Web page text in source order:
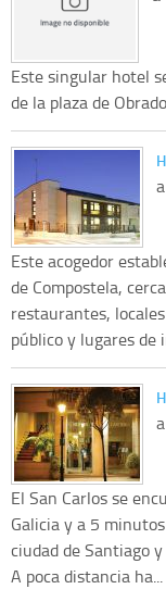
Este singular hotel
de la plaza de
Este acogedor
de Compostela,
restaurantes,
público y lugares de
El San Carlos se
Galicia y a 5
ciudad de Santiago
A poca distancia ha...